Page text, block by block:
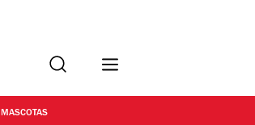
Buscar
MASCOTAS